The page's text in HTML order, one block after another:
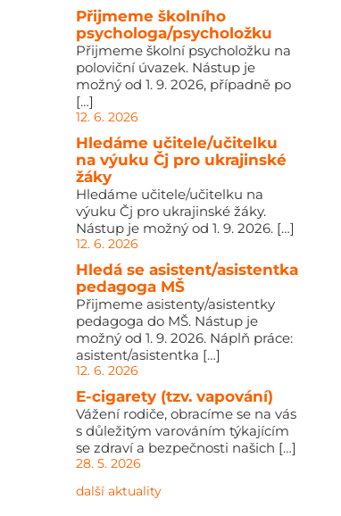
Přijmeme školního
psychologa/psycholožku
Přijmeme školní psycholožku na
poloviční úvazek. Nástup je
možný od 1. 9. 2026, případně po
[…]
12. 6. 2026
Hledáme učitele/učitelku
na výuku Čj pro ukrajinské
žáky
Hledáme učitele/učitelku na
výuku Čj pro ukrajinské žáky.
Nástup je možný od 1. 9. 2026. […]
12. 6. 2026
Hledá se asistent/asistentka
pedagoga MŠ
Přijmeme asistenty/asistentky
pedagoga do MŠ. Nástup je
možný od 1. 9. 2026. Náplň práce:
asistent/asistentka […]
12. 6. 2026
E-cigarety (tzv. vapování)
Vážení rodiče, obracíme se na vás
s důležitým varováním týkajícím
se zdraví a bezpečnosti našich […]
28. 5. 2026
další aktuality